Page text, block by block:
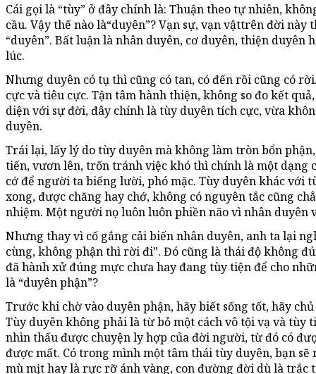
Cái gọi là “tùy” ở đây chính là: Thuận theo tự nhiên,
cầu. Vậy thế nào là“duyên”? Vạn sự, vạn vậttrên đời
“duyên”. Bất luận là nhân duyên, cơ duyên, thiện duyên
lúc.
Nhưng duyên có tụ thì cũng có tan, có đến rồi cũng có
cực và tiêu cực. Tận tâm hành thiện, không so đo kết
diện với sự đời, đây chính là tùy duyên tích cực, vừa
duyên.
Trái lại, lấy lý do tùy duyên mà không làm tròn bổn
tiến, vươn lên, trốn tránh việc khó thì chính là một dạng
cớ để người ta biếng lười, phó mặc. Tùy duyên khác với
xong, được chăng hay chớ, không có nguyên tắc cũng
nhiệm. Một người nọ luôn luôn phiền não vì nhân duyên
Nhưng thay vì cố gắng cải biến nhân duyên, anh ta lại
cùng, không phận thì rời đi”. Đó cũng là thái độ không
đã hành xử đúng mực chưa hay đang tùy tiện để cho
là “duyên phận”?
Trước khi chờ vào duyên phận, hãy biết sống tốt, hãy
Tùy duyên không phải là từ bỏ một cách vô tội vạ và tùy
nhìn thấu được chuyện ly hợp của đời người, từ đó có
được mất. Có trong mình một tâm thái tùy duyên, bạn
mù mịt hay là rực rỡ ánh vàng, con đường đời dù là trắc